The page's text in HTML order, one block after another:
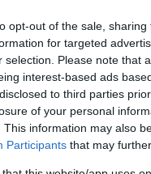
opt-out of the sale,
for targeted
selection. Please note that
interest-based ads
to third parties
of your personal
This information may also
Participants that may
nem lehet kihallani belőle,